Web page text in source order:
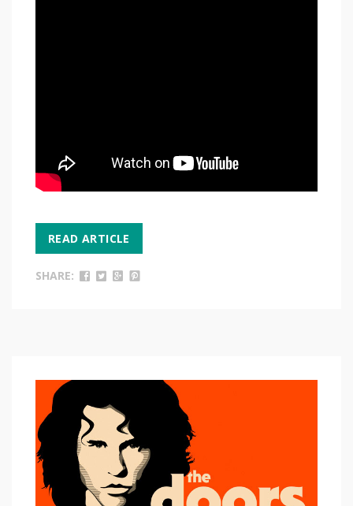
READ ARTICLE
SHARE: